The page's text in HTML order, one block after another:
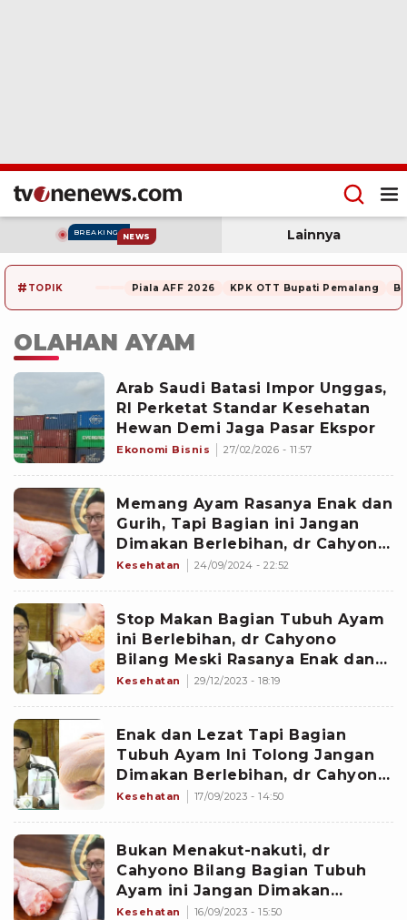
BREAKING NEWS Lainnya
# TOPIK Piala AFF 2026 KPK OTT Bupati Pemalang
OLAHAN AYAM
Arab Saudi Batasi Impor Unggas,
RI Perketat Standar Kesehatan
Hewan Demi Jaga Pasar Ekspor
Ekonomi Bisnis 27/02/2026 - 11:57
Memang Ayam Rasanya Enak dan
Gurih, Tapi Bagian ini Jangan
Dimakan Berlebihan, dr Cahyono
Bilang Efeknya Bisaâ¦
Kesehatan 24/09/2024 - 22:52
Stop Makan Bagian Tubuh Ayam
ini Berlebihan, dr Cahyono
Bilang Meski Rasanya Enak dan
Gurih Ternyata Efeknya Bisaâ¦
Kesehatan 29/12/2023 - 18:19
Enak dan Lezat Tapi Bagian
Tubuh Ayam Ini Tolong Jangan
Dimakan Berlebihan, dr Cahyono
Bilang Kalau Nekat Bisa...
Kesehatan 17/09/2023 - 14:50
Bukan Menakut-nakuti, dr
Cahyono Bilang Bagian Tubuh
Ayam ini Jangan Dimakan
Berlebihan, Ternyata Efeknya
Kesehatan 16/09/2023 - 15:50